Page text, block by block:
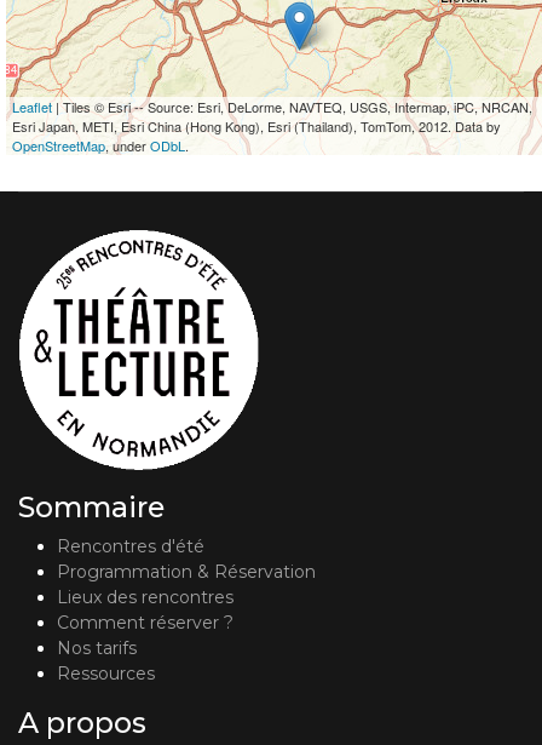
Leaflet| Tiles © Esri -- Source: Esri, DeLorme, NAVTEQ, USGS, Intermap, iPC, NRCAN,
Esri Japan, METI, Esri China (Hong Kong), Esri (Thailand), TomTom, 2012. Data by
OpenStreetMap, underODbL .
Sommaire
Rencontres d'été
Programmation & Réservation
Lieux des rencontres
Comment réserver ?
Nos tarifs
Ressources
A propos